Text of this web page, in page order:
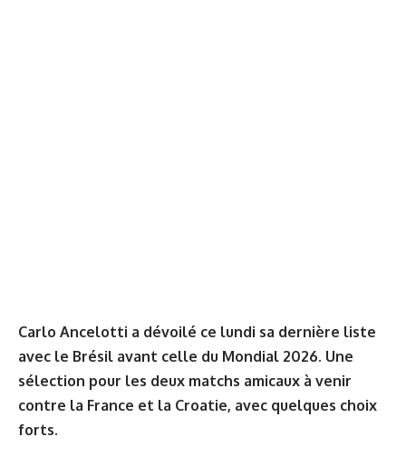
Carlo Ancelotti a dévoilé ce lundi sa dernière liste
avec le Brésil avant celle du Mondial 2026. Une
sélection pour les deux matchs amicaux à venir
contre la France et la Croatie, avec quelques choix
forts.